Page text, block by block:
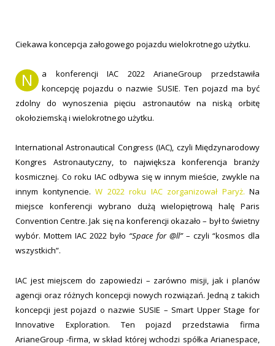
Ciekawa koncepcja załogowego pojazdu wielokrotnego użytku.
N
a konferencji IAC 2022 ArianeGroup przedstawiła
koncepcję pojazdu o nazwie SUSIE. Ten pojazd ma być
zdolny do wynoszenia pięciu astronautów na niską orbitę
okołoziemską i wielokrotnego użytku.
International Astronautical Congress (IAC), czyli Międzynarodowy
Kongres Astronautyczny, to największa konferencja branży
kosmicznej. Co roku IAC odbywa się w innym mieście, zwykle na
innym kontynencie. W 2022 roku IAC zorganizował Paryż. Na
miejsce konferencji wybrano dużą wielopiętrową halę Paris
Convention Centre. Jak się na konferencji okazało – był to świetny
wybór. Mottem IAC 2022 było “Space for @ll”– czyli “kosmos dla
wszystkich”.
IAC jest miejscem do zapowiedzi – zarówno misji, jak i planów
agencji oraz różnych koncepcji nowych rozwiązań. Jedną z takich
koncepcji jest pojazd o nazwie SUSIE – Smart Upper Stage for
Innovative Exploration. Ten pojazd przedstawia firma
ArianeGroup -firma, w skład której wchodzi spółka Arianespace,